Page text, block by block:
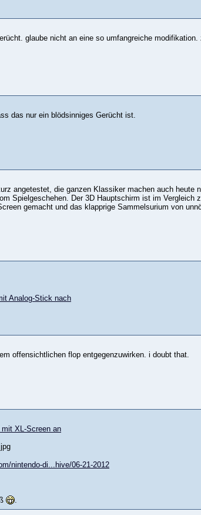
glaube nicht an eine so umfangreiche
das nur ein blödsinniges Gerücht ist.
angetestet, die ganzen Klassiker machen auch
Spielgeschehen. Der 3D Hauptschirm ist im
gemacht und das klapprige Sammelsurium von
Analog-Stick nach
offensichtlichen flop entgegenzuwirken. i doubt that.
XL-Screen an
nintendo-di...hive/06-21-2012